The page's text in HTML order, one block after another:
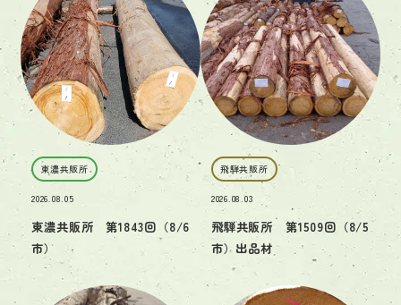
東濃共販所
2026.08.05
東濃共販所 第1843回（8/6
市）
飛騨共販所
2026.08.03
飛騨共販所 第1509回（8/5
市）出品材